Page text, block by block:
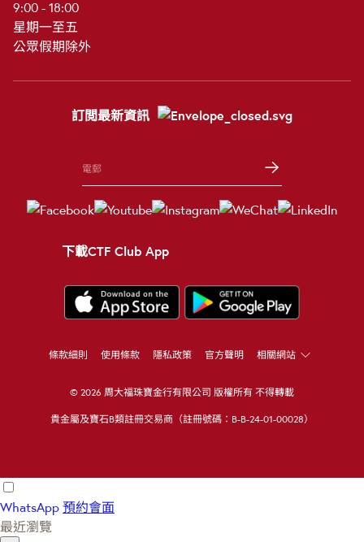
9:00 - 18:00
星期一至五
公眾假期除外
訂閲最新資訊
下載CTF Club App
條款細則 使用條款 隱私政策 官方聲明 相關網站
© 2026 周大福珠寶金行有限公司 版權所有 不得轉載
貴金屬及寶石B類註冊交易商（註冊號碼：B-B-24-01-00028）
WhatsApp 預約會面
最近瀏覽